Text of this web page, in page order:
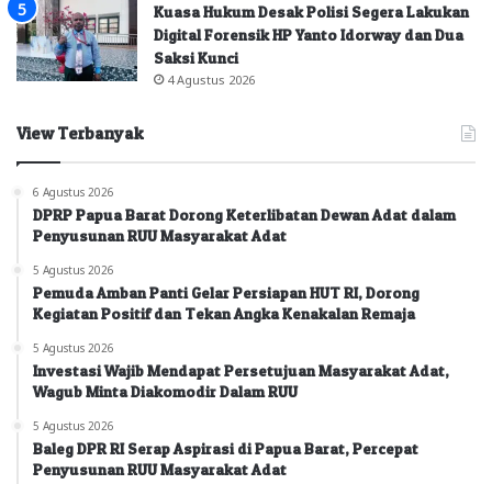
Kuasa Hukum Desak Polisi Segera Lakukan
Digital Forensik HP Yanto Idorway dan Dua
Saksi Kunci
4 Agustus 2026
View Terbanyak
6 Agustus 2026
DPRP Papua Barat Dorong Keterlibatan Dewan Adat dalam
Penyusunan RUU Masyarakat Adat
5 Agustus 2026
Pemuda Amban Panti Gelar Persiapan HUT RI, Dorong
Kegiatan Positif dan Tekan Angka Kenakalan Remaja
5 Agustus 2026
Investasi Wajib Mendapat Persetujuan Masyarakat Adat,
Wagub Minta Diakomodir Dalam RUU
5 Agustus 2026
Baleg DPR RI Serap Aspirasi di Papua Barat, Percepat
Penyusunan RUU Masyarakat Adat